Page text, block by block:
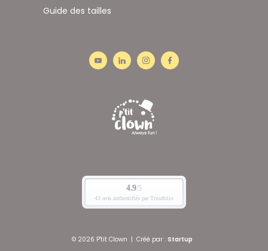
Guide des tailles
© 2026 P'tit Clown | Créé par : Startup